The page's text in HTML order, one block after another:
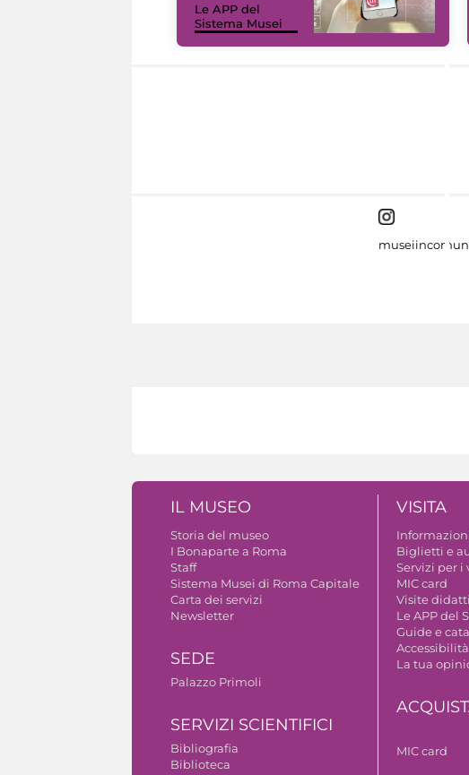
Le APP del
Sistema Musei
IL MUSEO
Storia del museo
I Bonaparte a Roma
Staff
Sistema Musei di Roma Capitale
Carta dei servizi
Newsletter
SEDE
Palazzo Primoli
SERVIZI SCIENTIFICI
Bibliografia
Biblioteca
VISITA
Biglietti e
Servizi per i
MIC card
Visite
Le APP del
Guide e
Accessibilità
La tua
MIC card